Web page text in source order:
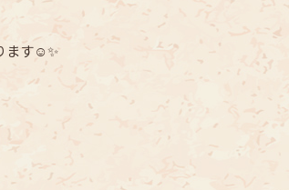
ます☺️✨